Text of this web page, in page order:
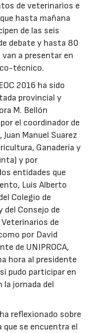
de veterinarios e
hasta mañana
de las seis
debate y hasta 80
a presentar en
técnico.
2016 ha sido
provincial y
M. Bellón
el coordinador de
Manuel Suarez
Ganadería y
y por
entidades que
Luis Alberto
Colegio de
del Consejo de
de
por David
de UNIPROCA,
hora al presidente
pudo participar en
la jornada del
reflexionado sobre
se encuentra el